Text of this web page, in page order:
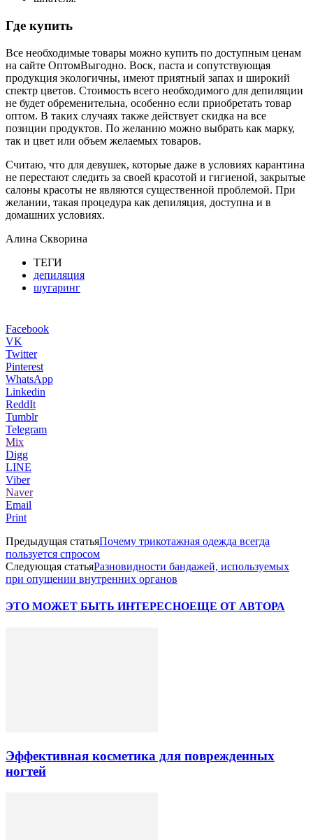
Где купить
Все необходимые товары можно купить по доступным ценам
на сайте ОптомВыгодно. Воск, паста и сопутствующая
продукция экологичны, имеют приятный запах и широкий
спектр цветов. Стоимость всего необходимого для депиляции
не будет обременительна, особенно если приобретать товар
оптом. В таких случаях также действует скидка на все
позиции продуктов. По желанию можно выбрать как марку,
так и цвет или объем желаемых товаров.
Считаю, что для девушек, которые даже в условиях карантина
не перестают следить за своей красотой и гигиеной, закрытые
салоны красоты не являются существенной проблемой. При
желании, такая процедура как депиляция, доступна и в
домашних условиях.
Алина Скворина
ТЕГИ
депиляция
шугаринг
Facebook
VK
Twitter
Pinterest
WhatsApp
Linkedin
ReddIt
Tumblr
Telegram
Mix
Digg
LINE
Viber
Naver
Email
Print
Предыдущая статьяПочему трикотажная одежда всегда
пользуется спросом
Следующая статьяРазновидности бандажей, используемых
при опущении внутренних органов
ЭТО МОЖЕТ БЫТЬ ИНТЕРЕСНОЕЩЕ ОТ АВТОРА
Эффективная косметика для поврежденных
ногтей